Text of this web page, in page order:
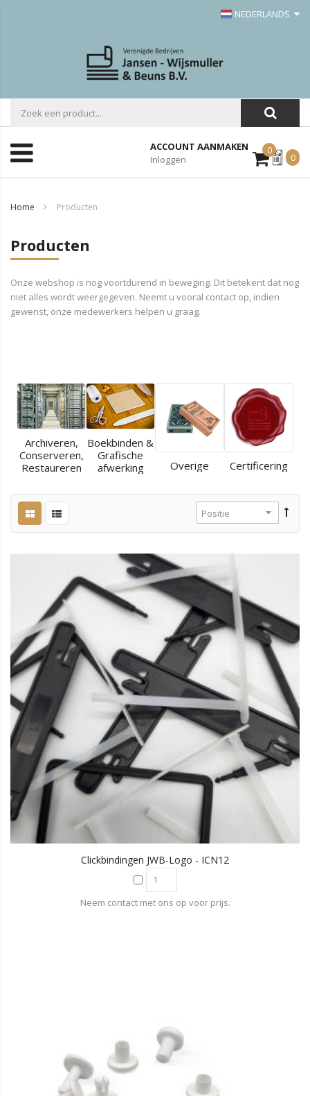
NEDERLANDS
ACCOUNT AANMAKEN
Inloggen
0Mijn
Offerte
0
Home Producten
Producten
Onze webshop is nog voortdurend in beweging. Dit betekent dat nog
niet alles wordt weergegeven. Neemt u vooral contact op, indien
gewenst, onze medewerkers helpen u graag.
Archiveren,
Conserveren,
Restaureren
Boekbinden &
Grafische
afwerking
Overige Certificering
Clickbindingen JWB-Logo - ICN12
Neem contact met ons op voor prijs.